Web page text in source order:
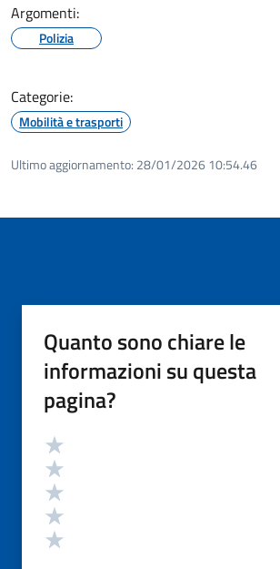
Argomenti:
Polizia
Categorie:
Mobilità e trasporti
Ultimo aggiornamento: 28/01/2026 10:54.46
Quanto sono chiare le
informazioni su questa
pagina?
Valutazione